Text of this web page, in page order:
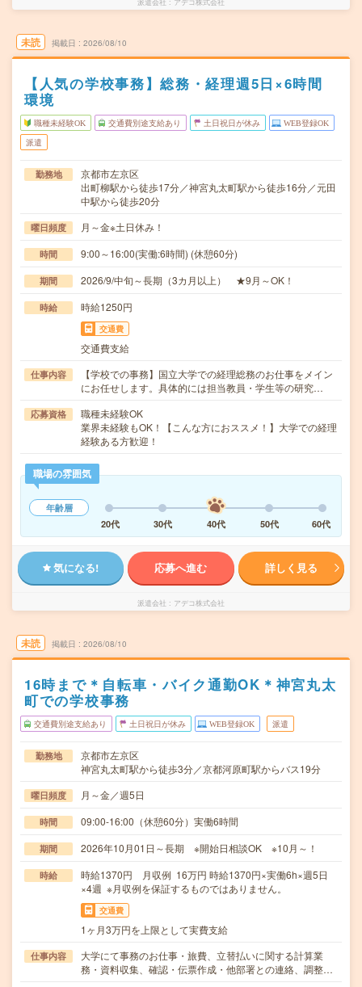
未読 掲載日 2026/08/10
【人気の学校事務】総務・経理週5日×6時間
環境
職種未経験OK 交通費別途支給あり 土日祝日が休み WEB登録OK
派遣
勤務地
京都市左京区
出町柳駅から徒歩17分／神宮丸太町駅から徒歩16分／元田
中駅から徒歩20分
曜日頻度 月～金※土日休み！
時間 9:00～16:00(実働:6時間) (休憩60分)
期間 2026/9/中旬～長期（3カ月以上） ★9月～OK！
時給 時給1250円
交通費
交通費支給
仕事内容
【学校での事務】国立大学での経理総務のお仕事をメイン
にお任せします。具体的には担当教員・学生等の研究…
応募資格
職種未経験OK
業界未経験もOK！【こんな方におススメ！】大学での経理
経験ある方歓迎！
職場の雰囲気
年齢層
20代
30代 40代 50代 60代
気になる! 応募へ進む 詳しく見る
派遣会社 アデコ株式会社
未読 掲載日 2026/08/10
16時まで＊自転車・バイク通勤OK＊神宮丸太
町での学校事務
交通費別途支給あり 土日祝日が休み WEB登録OK 派遣
勤務地
京都市左京区
神宮丸太町駅から徒歩3分／京都河原町駅からバス19分
曜日頻度 月～金／週5日
時間 09:00-16:00（休憩60分）実働6時間
期間 2026年10月01日～長期 ※開始日相談OK ※10月～！
時給
時給1370円 月収例 16万円 時給1370円×実働6h×週5日
×4週 ※月収例を保証するものではありません。
交通費
1ヶ月3万円を上限として実費支給
仕事内容
大学にて事務のお仕事・旅費、立替払いに関する計算業
務・資料収集、確認・伝票作成・他部署との連絡、調整…